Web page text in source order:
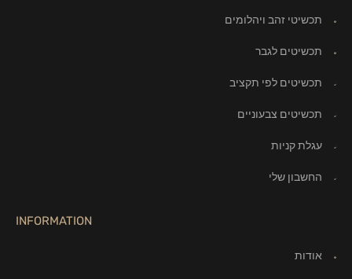
תכשיטי זהב ויהלומים
תכשיטים לגבר
תכשיטים לפי תקציב
תכשיטים צבעוניים
עגלת קניות
החשבון שלי
INFORMATION
אודות